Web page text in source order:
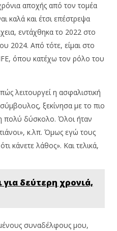
αποχής από τον τομέα
καλά και έτσι επέστρεψα
εντάχθηκα το 2022 στο
2024. Από τότε, είμαι στο
όπου κατέχω τον ρόλο του
λειτουργεί η ασφαλιστική
ξεκίνησα με το πιο
πολύ δύσκολο. Όλοι ήταν
κ.λπ. Όμως εγώ τους
κάνετε λάθος». Και τελικά,
δεύτερη χρονιά,
συναδέλφους μου,